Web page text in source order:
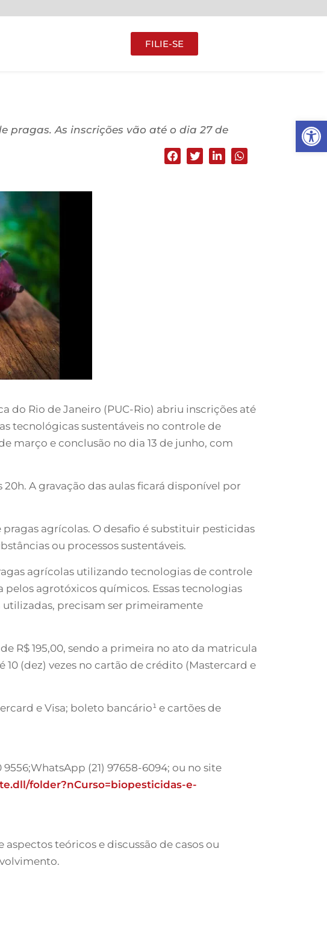
Abrir
FILIE-SE
pragas. As inscrições vão até o dia 27 de
do Rio de Janeiro (PUC-Rio) abriu inscrições até
tecnológicas sustentáveis no controle de
março e conclusão no dia 13 de junho, com
20h. A gravação das aulas ficará disponível por
agrícolas. O desafio é substituir pesticidas
ou processos sustentáveis.
agrícolas utilizando tecnologias de controle
agrotóxicos químicos. Essas tecnologias
precisam ser primeiramente
R$ 195,00, sendo a primeira no ato da matricula
10 (dez) vezes no cartão de crédito (Mastercard e
e Visa; boleto bancário¹ e cartões de
(21) 97658-6094; ou no site
folder?nCurso=biopesticidas-e-
teóricos e discussão de casos ou